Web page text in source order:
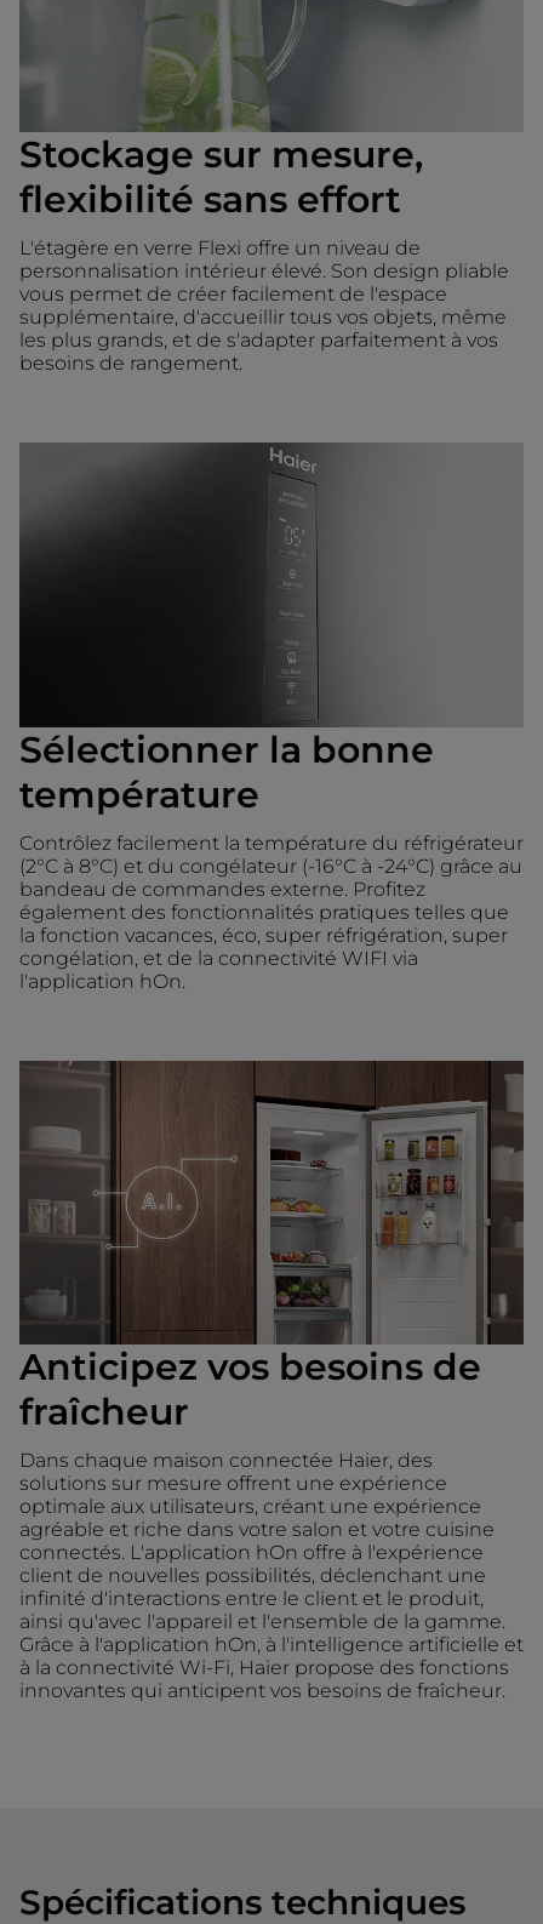
Stockage sur mesure,
flexibilité sans effort
L'étagère en verre Flexi offre un niveau de
personnalisation intérieur élevé. Son design pliable
vous permet de créer facilement de l'espace
supplémentaire, d'accueillir tous vos objets, même
les plus grands, et de s'adapter parfaitement à vos
besoins de rangement.
Sélectionner la bonne
température
Contrôlez facilement la température du réfrigérateur
(2°C à 8°C) et du congélateur (-16°C à -24°C) grâce au
bandeau de commandes externe. Profitez
également des fonctionnalités pratiques telles que
la fonction vacances, éco, super réfrigération, super
congélation, et de la connectivité WIFI via
l'application hOn.
Anticipez vos besoins de
fraîcheur
Dans chaque maison connectée Haier, des
solutions sur mesure offrent une expérience
optimale aux utilisateurs, créant une expérience
agréable et riche dans votre salon et votre cuisine
connectés. L'application hOn offre à l'expérience
client de nouvelles possibilités, déclenchant une
infinité d'interactions entre le client et le produit,
ainsi qu'avec l'appareil et l'ensemble de la gamme.
Grâce à l'application hOn, à l'intelligence artificielle et
à la connectivité Wi-Fi, Haier propose des fonctions
innovantes qui anticipent vos besoins de fraîcheur.
Spécifications techniques